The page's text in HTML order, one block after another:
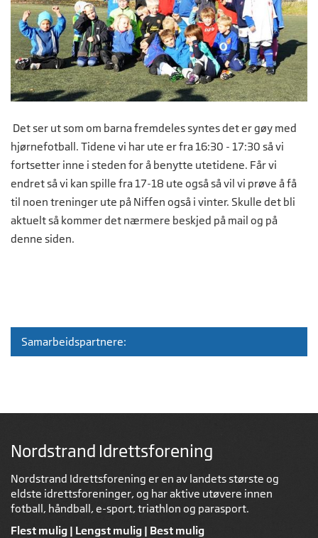
Det ser ut som om barna fremdeles syntes det er gøy med
hjørnefotball. Tidene vi har ute er fra 16:30 - 17:30 så vi
fortsetter inne i steden for å benytte utetidene. Får vi
endret så vi kan spille fra 17-18 ute også så vil vi prøve å få
til noen treninger ute på Niffen også i vinter. Skulle det bli
aktuelt så kommer det nærmere beskjed på mail og på
denne siden.
Samarbeidspartnere:
Nordstrand Idrettsforening
Nordstrand Idrettsforening er en av landets største og
eldste idrettsforeninger, og har aktive utøvere innen
fotball, håndball, e-sport, triathlon og parasport.
Flest mulig | Lengst mulig | Best mulig